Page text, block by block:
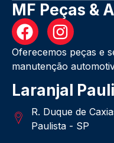
MF Peças &
Oferecemos peças e
manutenção
Laranjal
R. Duque de
Paulista - SP